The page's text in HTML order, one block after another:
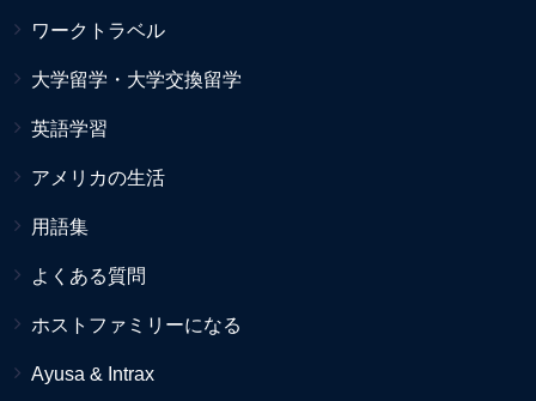
ワークトラベル
大学留学・大学交換留学
英語学習
アメリカの生活
用語集
よくある質問
ホストファミリーになる
Ayusa & Intrax